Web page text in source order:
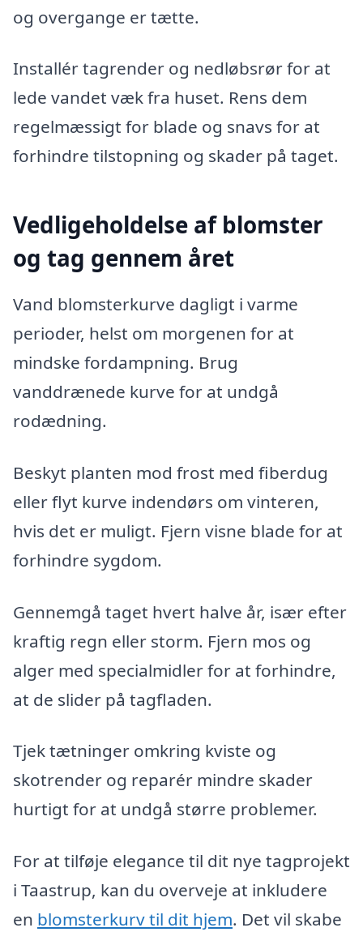
og overgange er tætte.
Installér tagrender og nedløbsrør for at
lede vandet væk fra huset. Rens dem
regelmæssigt for blade og snavs for at
forhindre tilstopning og skader på taget.
Vedligeholdelse af blomster
og tag gennem året
Vand blomsterkurve dagligt i varme
perioder, helst om morgenen for at
mindske fordampning. Brug
vanddrænede kurve for at undgå
rodædning.
Beskyt planten mod frost med fiberdug
eller flyt kurve indendørs om vinteren,
hvis det er muligt. Fjern visne blade for at
forhindre sygdom.
Gennemgå taget hvert halve år, især efter
kraftig regn eller storm. Fjern mos og
alger med specialmidler for at forhindre,
at de slider på tagfladen.
Tjek tætninger omkring kviste og
skotrender og reparér mindre skader
hurtigt for at undgå større problemer.
For at tilføje elegance til dit nye tagprojekt
i Taastrup, kan du overveje at inkludere
en blomsterkurv til dit hjem. Det vil skabe